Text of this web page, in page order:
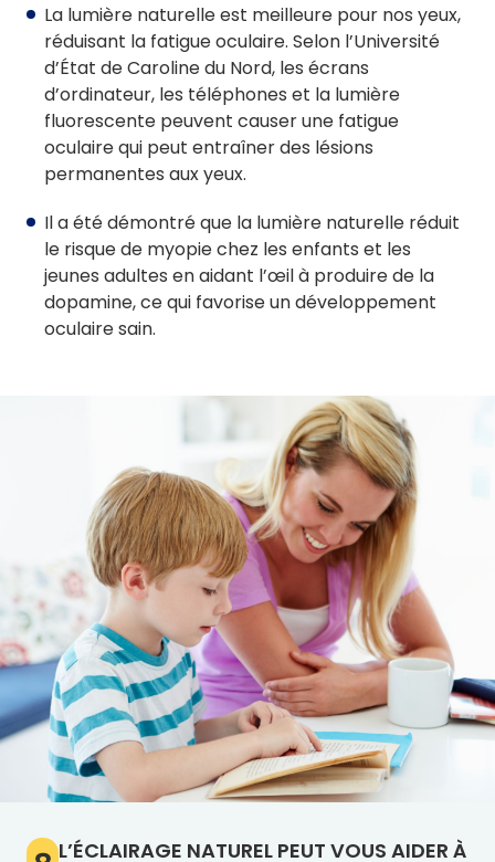
La lumière naturelle est meilleure pour nos yeux,
réduisant la fatigue oculaire. Selon l’Université
d’État de Caroline du Nord, les écrans
d’ordinateur, les téléphones et la lumière
fluorescente peuvent causer une fatigue
oculaire qui peut entraîner des lésions
permanentes aux yeux.
Il a été démontré que la lumière naturelle réduit
le risque de myopie chez les enfants et les
jeunes adultes en aidant l’œil à produire de la
dopamine, ce qui favorise un développement
oculaire sain.
L’ÉCLAIRAGE NATUREL PEUT VOUS AIDER À